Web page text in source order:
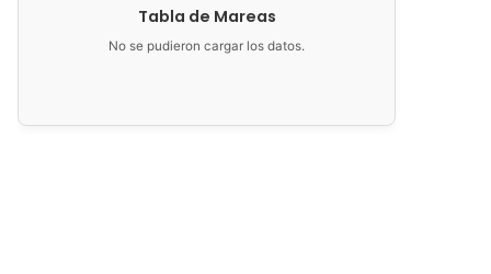
Tabla de Mareas
No se pudieron cargar los datos.